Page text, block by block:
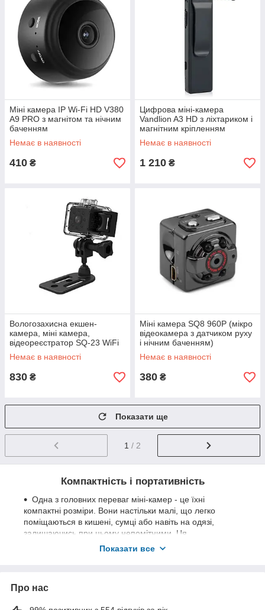
Міні камера IP Wi-Fi HD V380
А9 PRO з магнітом та нічним
баченням
Немає в наявності
410 ₴
Цифрова міні-камера
Vandlion A3 HD з ліхтариком і
магнітним кріпленням
Немає в наявності
1 210 ₴
Вологозахисна екшен-
камера, міні камера,
відеореєстратор SQ-23 WiFi
FullHD 1080p
Немає в наявності
830 ₴
Міні камера SQ8 960P (мікро
відеокамера з датчиком руху
і нічним баченням)
Немає в наявності
380 ₴
Показати ще
1 / 2
Компактність і портативність
Одна з головних переваг міні-камер - це їхні
компактні розміри. Вони настільки малі, що легко
поміщаються в кишені, сумці або навіть на одязі,
залишаючись при цьому непомітними. Ця
портативність робить їх ідеальним вибором для тих,
Міні-камери легко заховати, що робить їх чудовим
інструментом для прихованої відеозйомки. Їх можна
Показати все
Про нас